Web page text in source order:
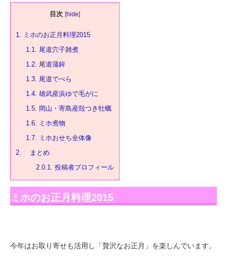
目次 [hide]
1. ミホのお正月料理2015
1.1. 尾道穴子雑煮
1.2. 尾道蒲鉾
1.3. 尾道でべら
1.4. 雄武産浜ゆで毛がに
1.5. 岡山・寄島産殻つき牡蠣
1.6. ミホ煮物
1.7. ミホおせち全体像
2. まとめ
2.0.1. 投稿者プロフィール
ミホのお正月料理2015
今年はお取り寄せも活用し「贅沢なお正月」を楽しんでいます。